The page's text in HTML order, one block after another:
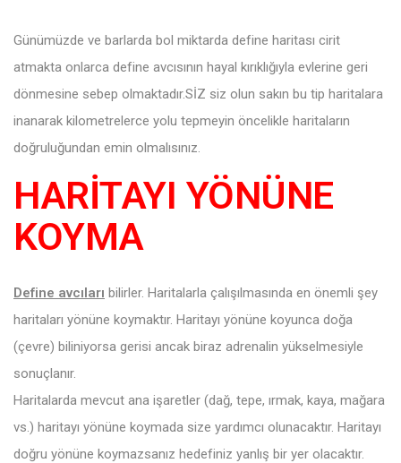
Günümüzde ve barlarda bol miktarda define haritası cirit
atmakta onlarca define avcısının hayal kırıklığıyla evlerine geri
dönmesine sebep olmaktadır.SİZ siz olun sakın bu tip haritalara
inanarak kilometrelerce yolu tepmeyin öncelikle haritaların
doğruluğundan emin olmalısınız.
HARİTAYI YÖNÜNE
KOYMA
Define avcıları bilirler. Haritalarla çalışılmasında en önemli şey
haritaları yönüne koymaktır. Haritayı yönüne koyunca doğa
(çevre) biliniyorsa gerisi ancak biraz adrenalin yükselmesiyle
sonuçlanır.
Haritalarda mevcut ana işaretler (dağ, tepe, ırmak, kaya, mağara
vs.) haritayı yönüne koymada size yardımcı olunacaktır. Haritayı
doğru yönüne koymazsanız hedefiniz yanlış bir yer olacaktır.